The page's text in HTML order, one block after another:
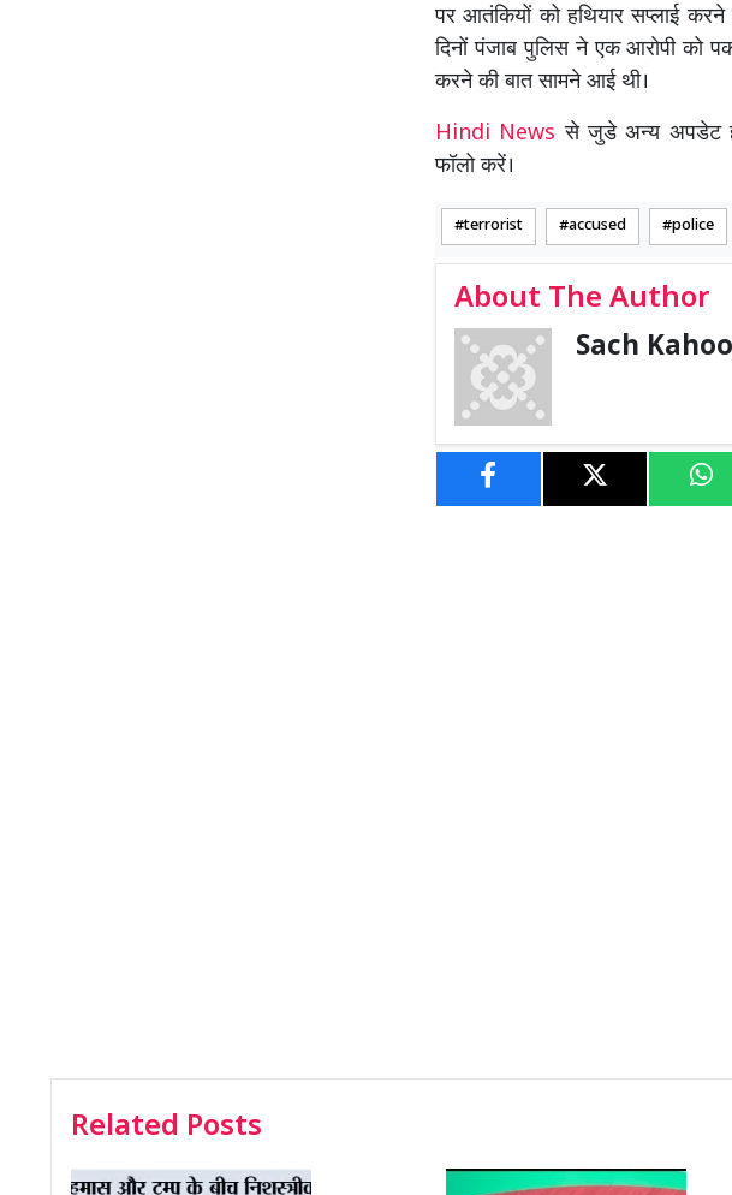
पर आतंकियों को हथियार सप्लाई
दिनों पंजाब पुलिस ने एक आरोपी को
करने की बात सामने आई थी।
Hindi Newsसे जुडे अन्य अपडेट
फॉलो करें।
terrorist accused police
About The Author
Sach
Related Posts